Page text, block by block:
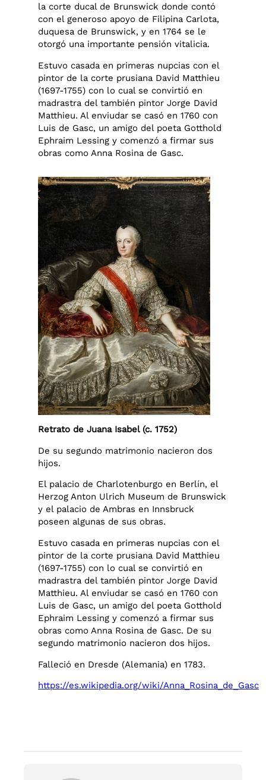
la corte ducal de Brunswick donde contó
con el generoso apoyo de Filipina Carlota,
duquesa de Brunswick, y en 1764 se le
otorgó una importante pensión vitalicia.
Estuvo casada en primeras nupcias con el
pintor de la corte prusiana David Matthieu
(1697-1755) con lo cual se convirtió en
madrastra del también pintor Jorge David
Matthieu. Al enviudar se casó en 1760 con
Luis de Gasc, un amigo del poeta Gotthold
Ephraim Lessing y comenzó a firmar sus
obras como Anna Rosina de Gasc.
Retrato de Juana Isabel (c. 1752)
De su segundo matrimonio nacieron dos
hijos.
El palacio de Charlotenburgo en Berlín, el
Herzog Anton Ulrich Museum de Brunswick
y el palacio de Ambras en Innsbruck
poseen algunas de sus obras.
Estuvo casada en primeras nupcias con el
pintor de la corte prusiana David Matthieu
(1697-1755) con lo cual se convirtió en
madrastra del también pintor Jorge David
Matthieu. Al enviudar se casó en 1760 con
Luis de Gasc, un amigo del poeta Gotthold
Ephraim Lessing y comenzó a firmar sus
obras como Anna Rosina de Gasc. De su
segundo matrimonio nacieron dos hijos.
Falleció en Dresde (Alemania) en 1783.
https://es.wikipedia.org/wiki/Anna_Rosina_de_Gasc